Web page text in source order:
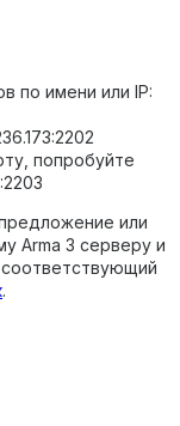
по имени или IP:
попробуйте
или
Arma 3 серверу и
.